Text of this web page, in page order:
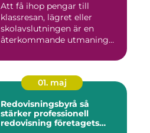
Att få ihop pengar till
klassresan, lägret eller
skolavslutningen är en
återkommande utmaning
01. maj
Redovisningsbyrå så
stärker professionell
redovisning företagets